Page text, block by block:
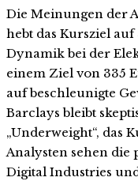
Die Meinungen der
hebt das Kursziel
Dynamik bei der
einem Ziel von 335
auf beschleunigte
Barclays bleibt
„Underweight“, das
Analysten sehen die
Digital Industries